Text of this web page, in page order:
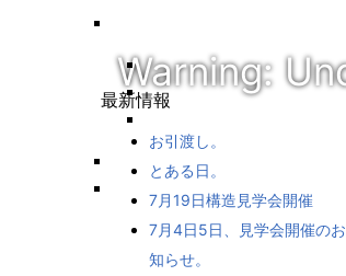
Warning:
最新情報
お引渡し。
とある日。
7月19日構造見学会開催
7月4日5日、見学会開催のお
知らせ。